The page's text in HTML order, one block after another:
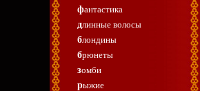
фантастика
длинные волосы
блондины
брюнеты
зомби
рыжие